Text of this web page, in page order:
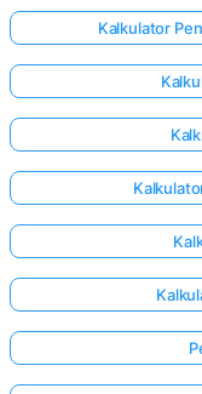
Kalkulator